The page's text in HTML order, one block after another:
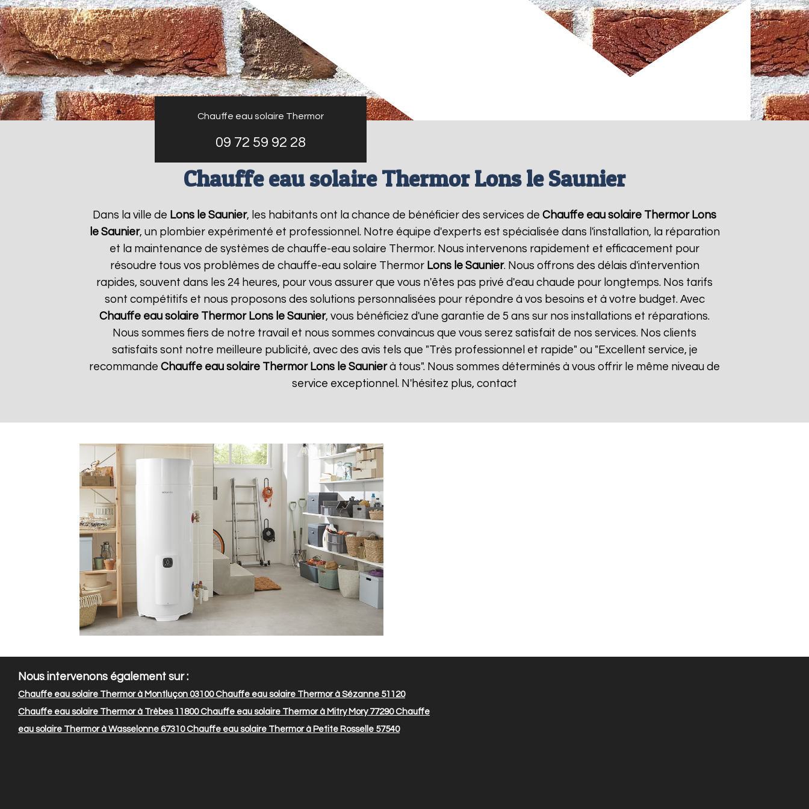
Chauffe eau solaire Thermor
09 72 59 92 28
Chauffe eau solaire Thermor Lons le Saunier
Dans la ville de Lons le Saunier, les habitants ont la chance de bénéficier des services de Chauffe eau solaire Thermor Lons
le Saunier, un plombier expérimenté et professionnel. Notre équipe d'experts est spécialisée dans l'installation, la réparation
et la maintenance de systèmes de chauffe-eau solaire Thermor. Nous intervenons rapidement et efficacement pour
résoudre tous vos problèmes de chauffe-eau solaire Thermor Lons le Saunier. Nous offrons des délais d'intervention
rapides, souvent dans les 24 heures, pour vous assurer que vous n'êtes pas privé d'eau chaude pour longtemps. Nos tarifs
sont compétitifs et nous proposons des solutions personnalisées pour répondre à vos besoins et à votre budget. Avec
Chauffe eau solaire Thermor Lons le Saunier, vous bénéficiez d'une garantie de 5 ans sur nos installations et réparations.
Nous sommes fiers de notre travail et nous sommes convaincus que vous serez satisfait de nos services. Nos clients
satisfaits sont notre meilleure publicité, avec des avis tels que "Très professionnel et rapide" ou "Excellent service, je
recommande Chauffe eau solaire Thermor Lons le Saunierà tous". Nous sommes déterminés à vous offrir le même niveau de
service exceptionnel. N'hésitez plus, contact
Nous intervenons également sur :
Chauffe eau solaire Thermor à Montluçon 03100Chauffe eau solaire Thermor à Sézanne 51120
Chauffe eau solaire Thermor à Trèbes 11800Chauffe eau solaire Thermor à Mitry Mory 77290Chauffe
eau solaire Thermor à Wasselonne 67310Chauffe eau solaire Thermor à Petite Rosselle 57540